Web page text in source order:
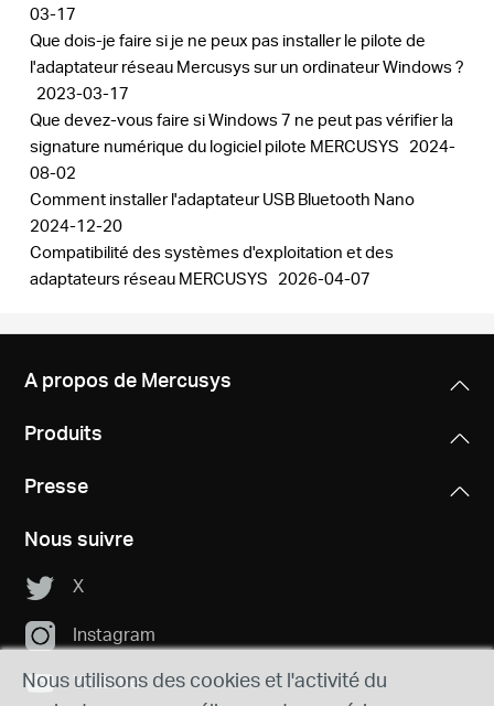
03-17
Que dois-je faire si je ne peux pas installer le pilote de
l'adaptateur réseau Mercusys sur un ordinateur Windows ?
2023-03-17
Que devez-vous faire si Windows 7 ne peut pas vérifier la
signature numérique du logiciel pilote MERCUSYS 2024-
08-02
Comment installer l'adaptateur USB Bluetooth Nano
2024-12-20
Compatibilité des systèmes d'exploitation et des
adaptateurs réseau MERCUSYS 2026-04-07
A propos de Mercusys
Produits
Presse
Nous suivre
X
Instagram
Youtube
Nous utilisons des cookies et l'activité du